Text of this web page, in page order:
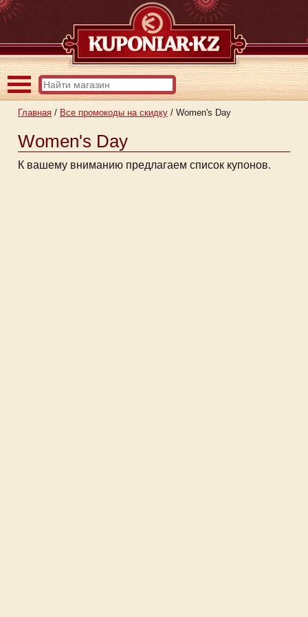
Главная / Все промокоды на скидку / Women's Day
Women's Day
К вашему вниманию предлагаем список купонов.